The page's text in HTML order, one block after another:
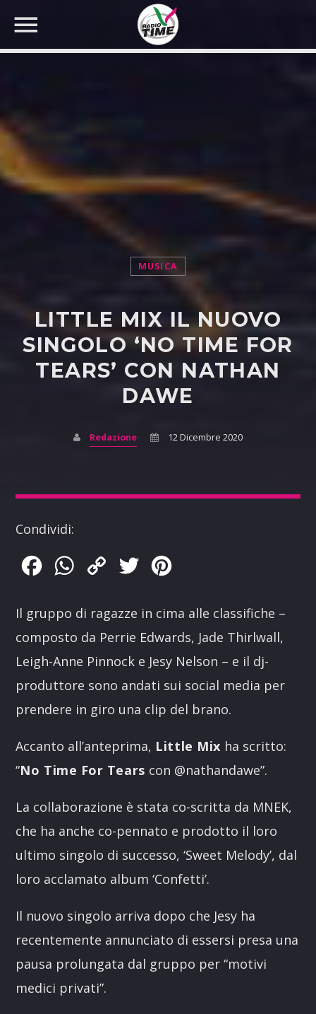
MUSICA
LITTLE MIX IL NUOVO
SINGOLO ‘NO TIME FOR
TEARS’ CON NATHAN
DAWE
Redazione 12 Dicembre 2020
Condividi:
FacebookWhatsApp
Copy
Twitter
Il gruppo di ragazze in cima alle classifiche –
composto da Perrie Edwards, Jade Thirlwall,
Leigh-Anne Pinnock e Jesy Nelson – e il dj-
produttore sono andati sui social media per
prendere in giro una clip del brano.
Accanto all’anteprima, Little Mix ha scritto:
“No Time For Tears con @nathandawe”.
La collaborazione è stata co-scritta da MNEK,
che ha anche co-pennato e prodotto il loro
ultimo singolo di successo, ‘Sweet Melody’, dal
loro acclamato album ‘Confetti’.
Il nuovo singolo arriva dopo che Jesy ha
recentemente annunciato di essersi presa una
pausa prolungata dal gruppo per “motivi
medici privati”.